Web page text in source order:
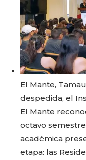
k
El Mante,
despedida, el
El Mante
octavo
académica
etapa: las